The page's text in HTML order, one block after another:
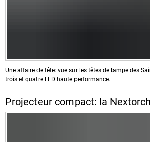
Une affaire de tête: vue sur les têtes de lampe des
trois et quatre LED haute performance.
Projecteur compact: la